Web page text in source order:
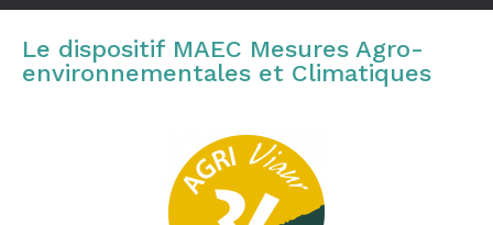
Le dispositif MAEC Mesures Agro-
environnementales et Climatiques